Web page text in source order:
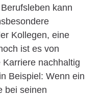
kann
Kollegen, eine
ist es von
nachhaltig
Beispiel: Wenn ein
bei seinen